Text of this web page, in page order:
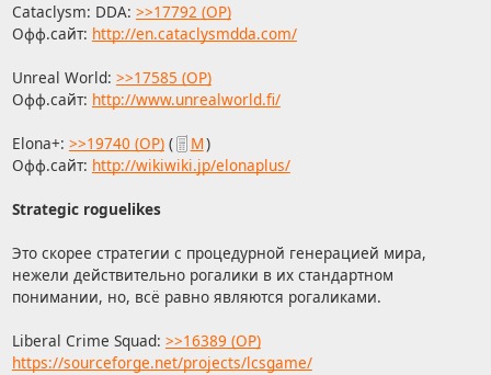
Cataclysm: DDA: >>17792 (OP)
Офф.сайт: http://en.cataclysmdda.com/
Unreal World: >>17585 (OP)
Офф.сайт: http://www.unrealworld.fi/
Elona+: >>19740 (OP)( М)
Офф.сайт: http://wikiwiki.jp/elonaplus/
Strategic roguelikes
Это скорее стратегии с процедурной генерацией мира,
нежели действительно рогалики в их стандартном
понимании, но, всё равно являются рогаликами.
Liberal Crime Squad: >>16389 (OP)
https://sourceforge.net/projects/lcsgame/